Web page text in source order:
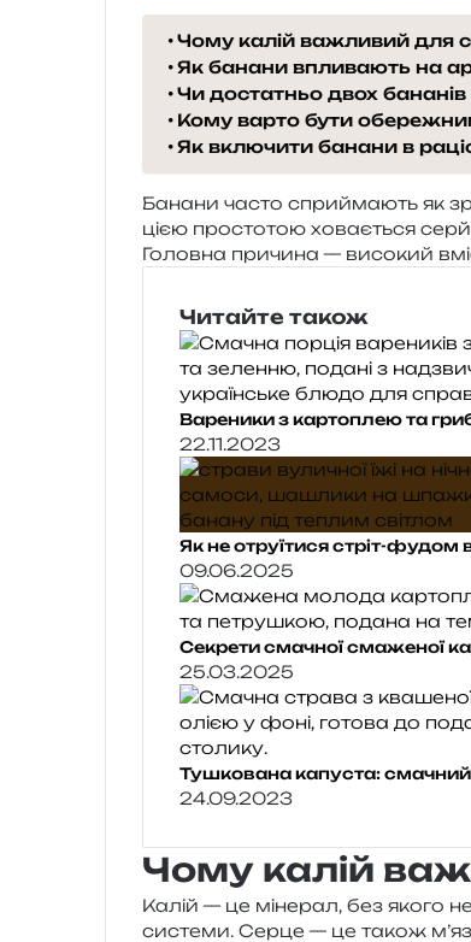
Чому калій важливий для
Як банани впливають на
Чи достатньо двох
Кому варто бути
Як включити банани в
Банани часто спри­йма­ють як
цією про­сто­тою хова­є­ться
Головна при­чи­на — висо­кий
Читайте також
Вареники з картоплею та
22.11.2023
Як не отруїтися стріт-фудом
09.06.2025
Секрети смачної смаженої
25.03.2025
Тушкована капуста: смачний
24.09.2023
Чому калій
Калій — це міне­рал, без якого
систе­ми. Серце — це також